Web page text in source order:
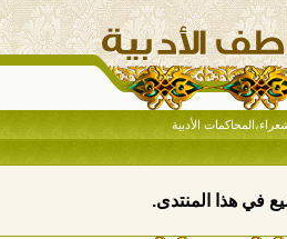
الأدبية
في هذا المنتدى.